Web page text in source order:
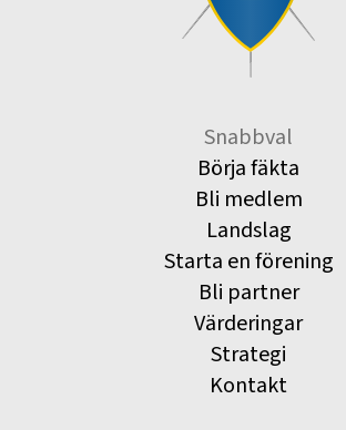
Snabbval
Börja fäkta
Bli medlem
Landslag
Starta en förening
Bli partner
Värderingar
Strategi
Kontakt